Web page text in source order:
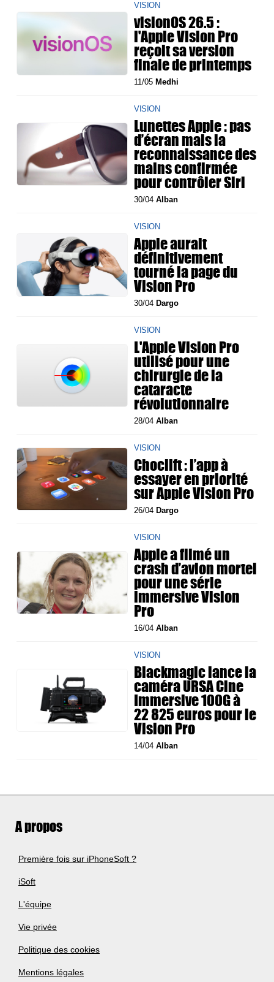
VISION
visionOS 26.5 :
l'Apple Vision Pro
reçoit sa version
finale de printemps
11/05 Medhi
VISION
Lunettes Apple : pas
d’écran mais la
reconnaissance des
mains confirmée
pour contrôler Siri
30/04Alban
VISION
Apple aurait
définitivement
tourné la page du
Vision Pro
30/04 Dargo
VISION
L'Apple Vision Pro
utilisé pour une
chirurgie de la
cataracte
révolutionnaire
28/04Alban
VISION
Choclift : l’app à
essayer en priorité
sur Apple Vision Pro
26/04 Dargo
VISION
Apple a filmé un
crash d’avion mortel
pour une série
immersive Vision
Pro
16/04Alban
VISION
Blackmagic lance la
caméra URSA Cine
Immersive 100G à
22 825 euros pour le
Vision Pro
14/04Alban
A propos
Première fois sur iPhoneSoft ?
iSoft
L'équipe
Vie privée
Politique des cookies
Mentions légales